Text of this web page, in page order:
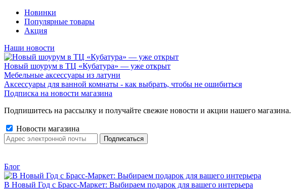
Новинки
Популярные товары
Акция
Наши новости
Новый шоурум в ТЦ «Кубатура» — уже открыт
Мебельные аксессуары из латуни
Аксессуары для ванной комнаты - как выбрать, чтобы не ошибиться
Подписка на новости магазина
Подпишитесь на рассылку и получайте свежие новости и акции нашего магазина.
Новости магазина
Блог
В Новый Год с Брасс-Маркет: Выбираем подарок для вашего интерьера